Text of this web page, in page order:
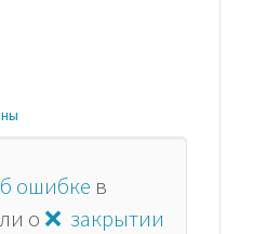
ошибке в
о ❌ закрытии